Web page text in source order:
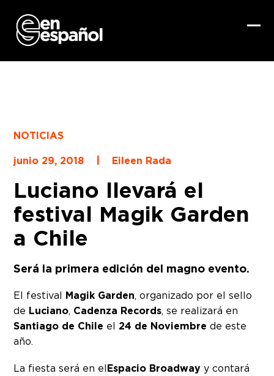
content
NOTICIAS
junio 29, 2018
| Eileen Rada
Luciano llevará el
festival Magik Garden
a Chile
Será la primera edición del magno evento.
El festival Magik Garden, organizado por el sello
de Luciano, Cadenza Records, se realizará en
Santiago de Chile el 24 de Noviembre de este
año.
La fiesta será en elEspacio Broadway y contará